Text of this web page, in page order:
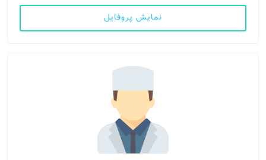
نمایش پروفایل